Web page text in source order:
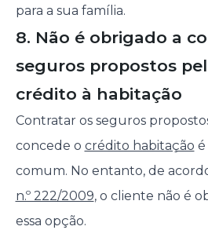
para a sua família.
8. Não é obrigado a
seguros propostos
crédito à habitação
Contratar os seguros
concede o crédito habitação é
comum. No entanto, de
n.º 222/2009, o cliente não é
essa opção.